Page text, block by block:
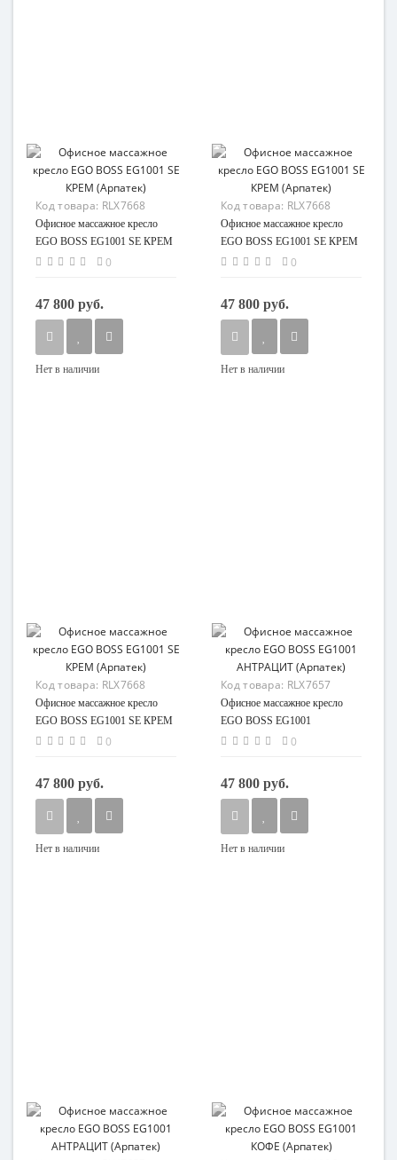
Код товара: RLX7668
Офисное массажное кресло
EGO BOSS EG1001 SE КРЕМ
(Арпатек)
0
47 800 руб.
Нет в наличии
Код товара: RLX7668
Офисное массажное кресло
EGO BOSS EG1001 SE КРЕМ
(Арпатек)
0
47 800 руб.
Нет в наличии
Код товара: RLX7668
Офисное массажное кресло
EGO BOSS EG1001 SE КРЕМ
(Арпатек)
0
47 800 руб.
Нет в наличии
Код товара: RLX7657
Офисное массажное кресло
EGO BOSS EG1001
АНТРАЦИТ (Арпатек)
0
47 800 руб.
Нет в наличии